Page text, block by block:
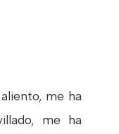
me ha
me ha